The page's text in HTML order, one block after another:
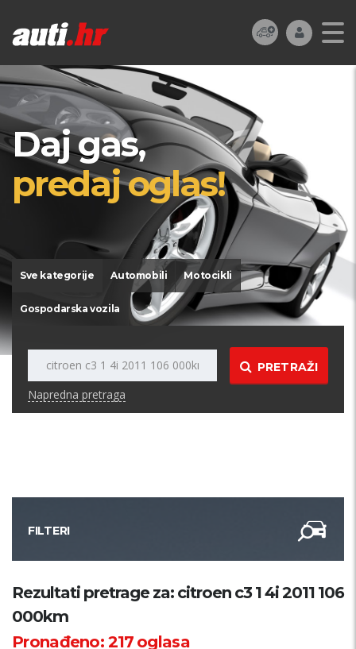
Daj gas,
predaj oglas!
Sve kategorije Automobili Motocikli
Gospodarska vozila
PRETRAŽI
Napredna pretraga
FILTERI
Kategorija
Županija
Rezultati pretrage za: citroen c3 1 4i 2011 106
000km
Pronađeno:217oglasa